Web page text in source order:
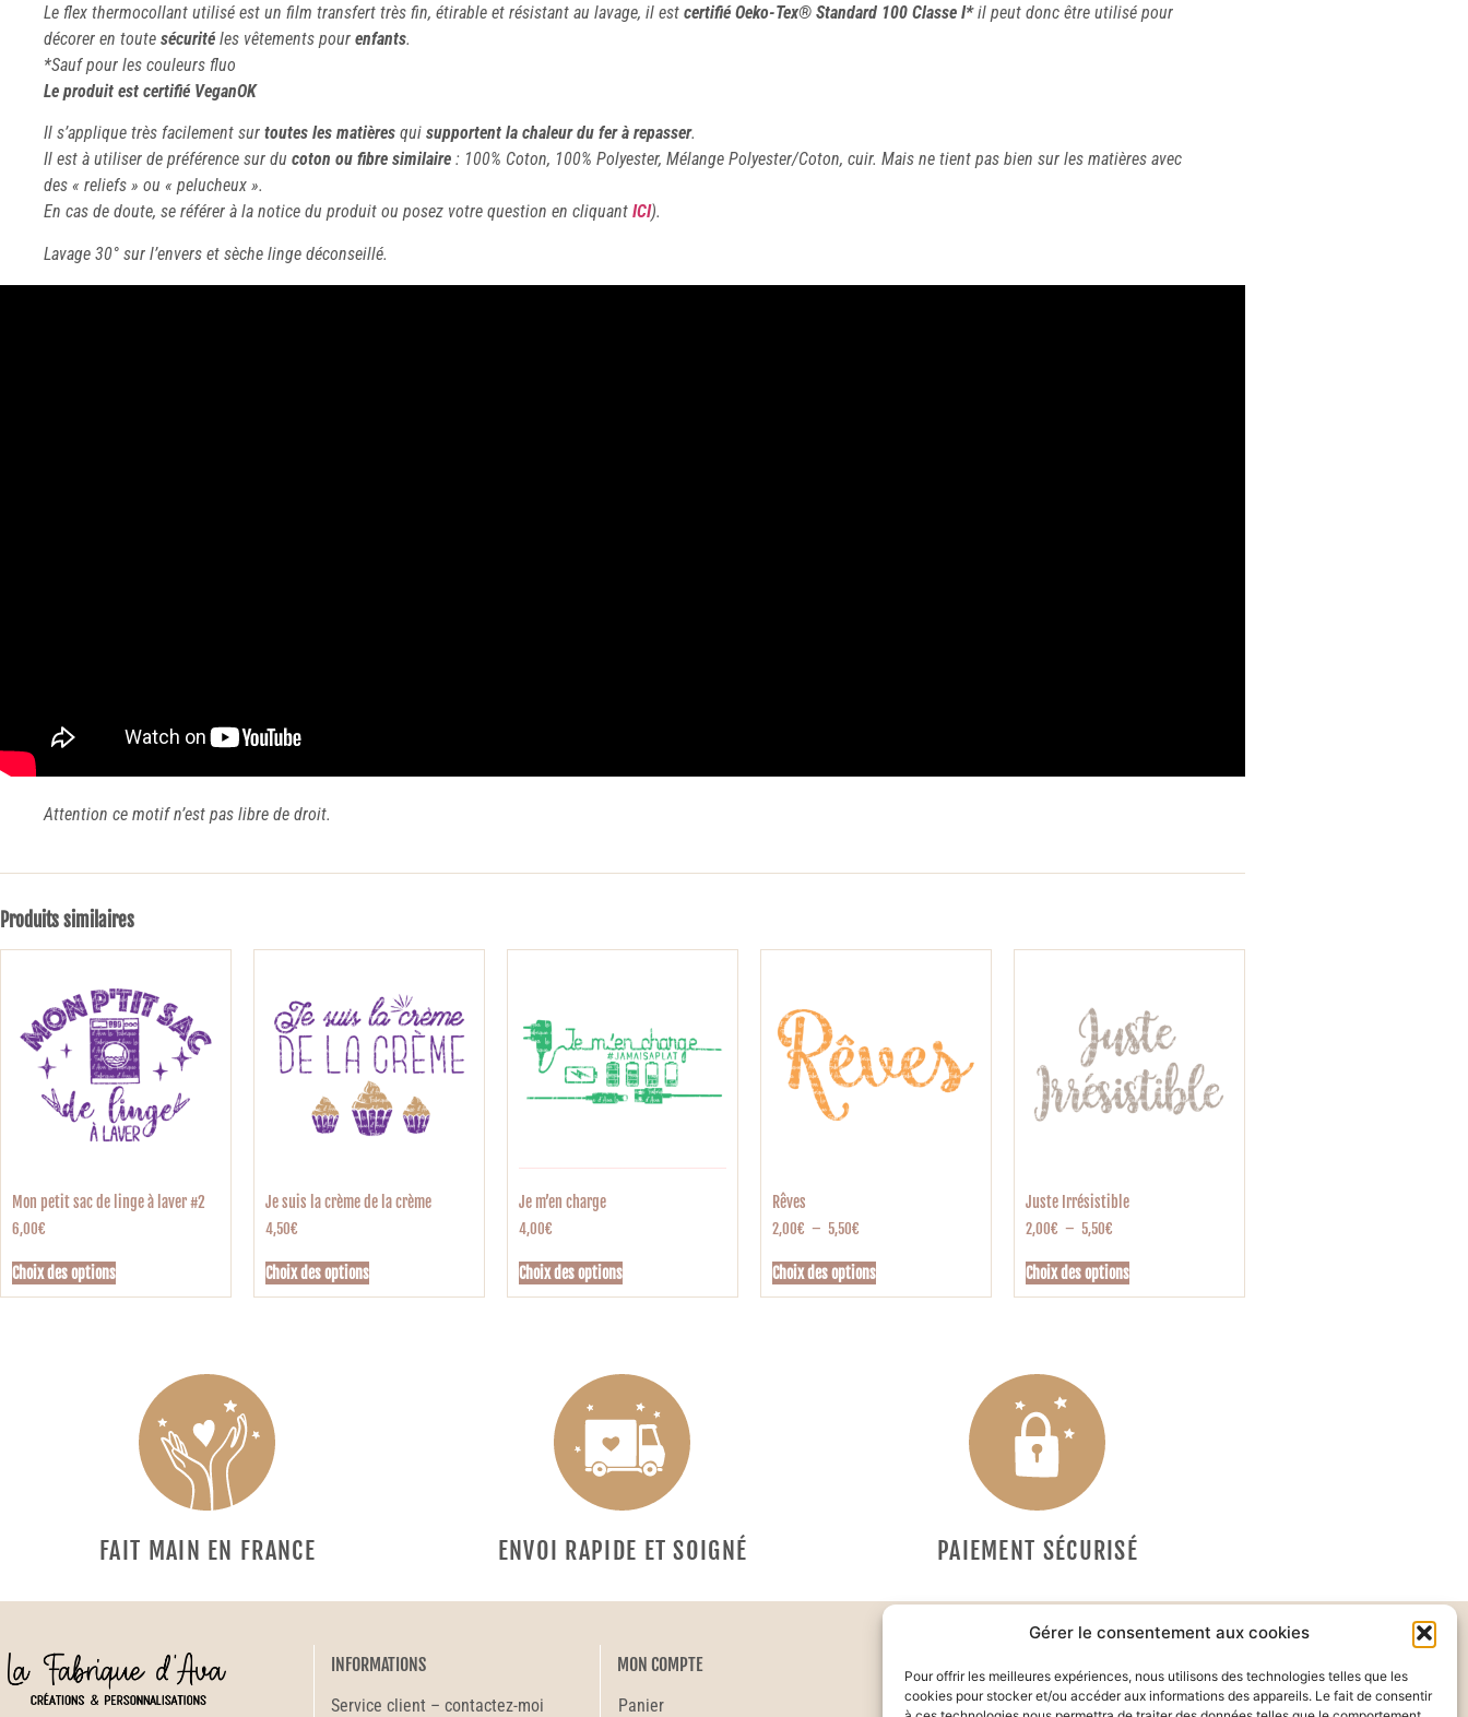
Gérer le consentement aux cookies
Pour offrir les meilleures expériences, nous utilisons des technologies telles que les
cookies pour stocker et/ou accéder aux informations des appareils. Le fait de consentir
Le flex thermocollant utilisé est un film transfert très fin, étirable et résistant au lavage, il est certifié Oeko-Tex® Standard 100 Classe I*il peut donc être utilisé pour
décorer en toute sécuritéles vêtements pour enfants.
*Sauf pour les couleurs fluo
Le produit est certifié VeganOK
Il s’applique très facilement sur toutes les matières qui supportent la chaleur du fer à repasser.
Il est à utiliser de préférence sur du coton ou fibre similaire : 100% Coton, 100% Polyester, Mélange Polyester/Coton, cuir. Mais ne tient pas bien sur les matières avec
des « reliefs » ou « pelucheux ».
En cas de doute, se référer à la notice du produit ou posez votre question en cliquant ICI).
Lavage 30° sur l’envers et sèche linge déconseillé.
Attention ce motif n’est pas libre de droit.
Produits similaires
Mon petit sac de linge à laver #2
6,00€
Choix des options
Je suis la crème de la crème
4,50€
Choix des options
Je m’en charge
4,00€
Choix des options
Rêves
2,00€ – 5,50€
Choix des options
Juste Irrésistible
2,00€ – 5,50€
Choix des options
FAIT MAIN EN FRANCE ENVOI RAPIDE ET SOIGNÉ PAIEMENT SÉCURISÉ
INFORMATIONS
Service client – contactez-moi
MON COMPTE
Panier